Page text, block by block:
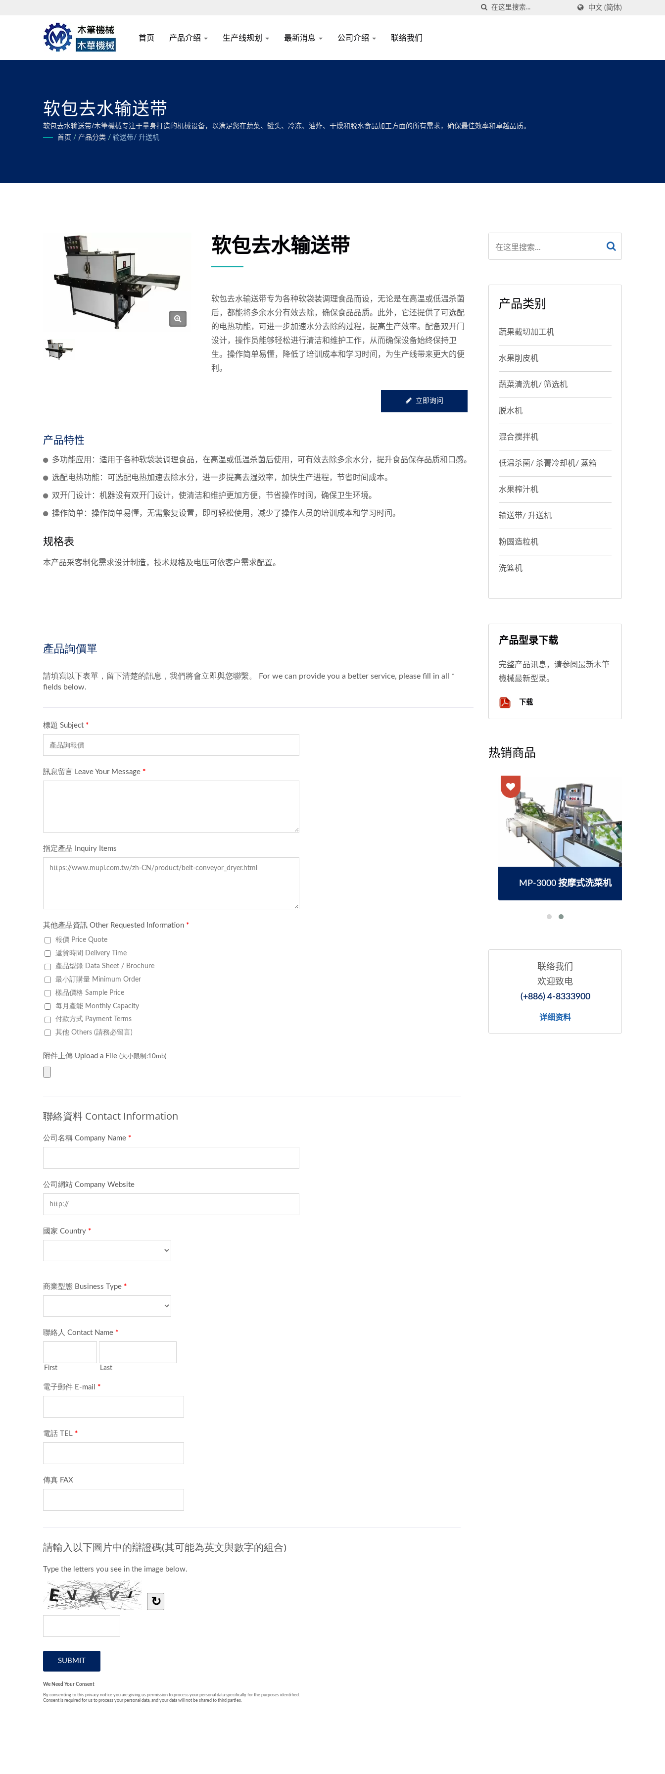
中文 (简体)
首页 产品介绍 生产线规划 最新消息 公司介绍 联络我们
软包去水输送带
软包去水输送带/木筆機械专注于量身打造的机械设备，以满足您在蔬菜、罐头、冷冻、油炸、干燥和脱水食品加工方面的所有需求，确保最佳效率和卓越品质。
首页 / 产品分类 / 输送带/ 升送机
软包去水输送带
软包去水输送带专为各种软袋装调理食品而设，无论是在高温或低温杀菌
后，都能将多余水分有效去除，确保食品品质。此外，它还提供了可选配
的电热功能，可进一步加速水分去除的过程，提高生产效率。配备双开门
设计，操作员能够轻松进行清洁和维护工作，从而确保设备始终保持卫
生。操作简单易懂，降低了培训成本和学习时间，为生产线带来更大的便
利。
立即询问
产品特性
多功能应用：适用于各种软袋装调理食品，在高温或低温杀菌后使用，可有效去除多余水分，提升食品保存品质和口感。
选配电热功能：可选配电热加速去除水分，进一步提高去湿效率，加快生产进程，节省时间成本。
双开门设计：机器设有双开门设计，使清洁和维护更加方便，节省操作时间，确保卫生环境。
操作简单：操作简单易懂，无需繁复设置，即可轻松使用，减少了操作人员的培训成本和学习时间。
规格表
本产品采客制化需求设计制造，技术规格及电压可依客户需求配置。
产品类别
蔬果截切加工机
水果削皮机
蔬菜清洗机/ 筛选机
脱水机
混合搅拌机
低温杀菌/ 杀菁冷却机/ 蒸箱
水果榨汁机
输送带/ 升送机
粉圆造粒机
洗篮机
产品型录下载
完整产品讯息，请参阅最新木筆
機械最新型录。
下载
热销商品
MP-3000 按摩式洗菜机
联络我们
欢迎致电
(+886) 4-8333900
详细资料